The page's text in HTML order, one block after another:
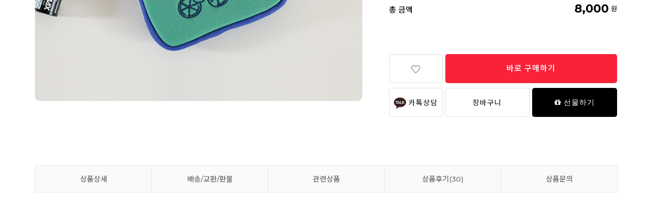
총 금액 8,000 원
바로 구매하기
카톡상담 장바구니 선물하기
상품상세 배송/교환/환불 관련상품 상품후기(30) 상품문의